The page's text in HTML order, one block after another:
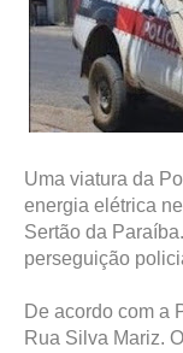
Uma viatura da
energia elétrica
Sertão da
perseguição
De acordo com a
Rua Silva Mariz.